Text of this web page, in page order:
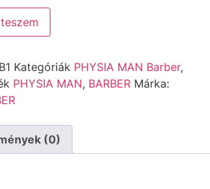
Kategóriák PHYSIA MAN Barber,
PHYSIA MAN, BARBER Márka:
(0)